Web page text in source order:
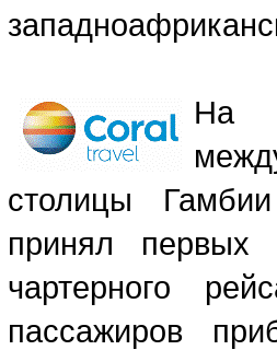
На
столицы
принял первых
чартерного
пассажиров